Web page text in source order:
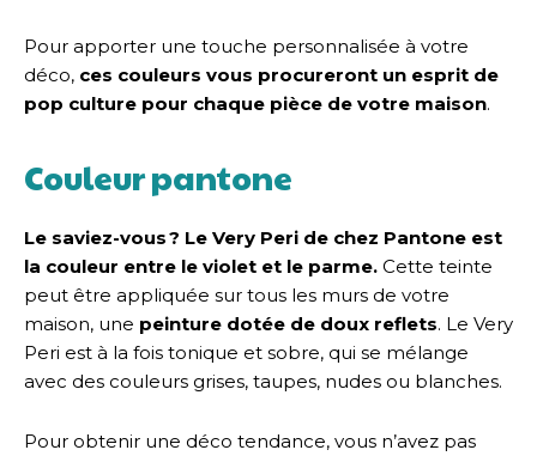
Pour apporter une touche personnalisée à votre
déco, ces couleurs vous procureront un esprit de
pop culture pour chaque pièce de votre maison.
Couleur pantone
Le saviez-vous ? Le Very Peri de chez Pantone est
la couleur entre le violet et le parme. Cette teinte
peut être appliquée sur tous les murs de votre
maison, une peinture dotée de doux reflets. Le Very
Peri est à la fois tonique et sobre, qui se mélange
avec des couleurs grises, taupes, nudes ou blanches.
Pour obtenir une déco tendance, vous n’avez pas